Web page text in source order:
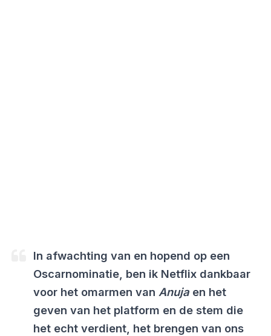
In afwachting van en hopend op een
Oscarnominatie, ben ik Netflix dankbaar
voor het omarmen van Anuja en het
geven van het platform en de stem die
het echt verdient, het brengen van ons